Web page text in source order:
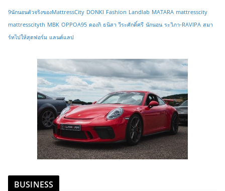
9นักนอนตัวจริงของMattressCity DONKI Fashion Landlab MATARA mattresscity
mattresscityth MBK OPPOA95 ดองกิ ธนิสา วีระศักดิ์ศรี นักนอน ระวิภา-RAVIPA สมา
ร์ทไปให้สุดฟอร์ม แลนด์แลป
BUSINESS